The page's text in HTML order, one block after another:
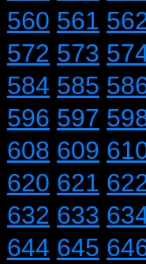
560 561
572 573
584 585
596 597
608 609
620 621
632 633
644 645